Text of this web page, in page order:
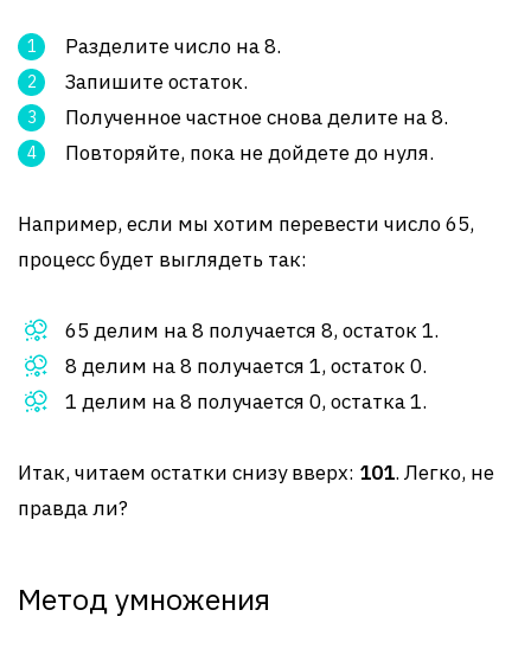
Разделите число на 8.
Запишите остаток.
Полученное частное снова делите на 8.
Повторяйте, пока не дойдете до нуля.
Например, если мы хотим перевести число 65,
процесс будет выглядеть так:
65 делим на 8 получается 8, остаток 1.
8 делим на 8 получается 1, остаток 0.
1 делим на 8 получается 0, остатка 1.
Итак, читаем остатки снизу вверх: 101. Легко, не
правда ли?
Метод умножения